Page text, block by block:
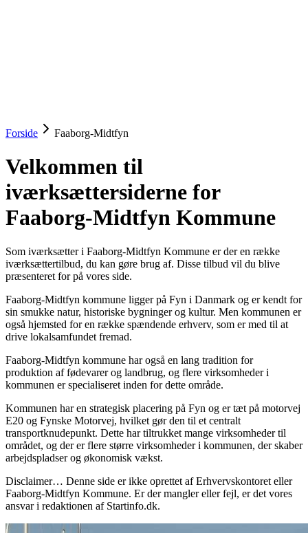
Forside Faaborg-Midtfyn
Velkommen til
iværksættersiderne for
Faaborg-Midtfyn Kommune
Som iværksætter i Faaborg-Midtfyn Kommune er der en række
iværksættertilbud, du kan gøre brug af. Disse tilbud vil du blive
præsenteret for på vores side.
Faaborg-Midtfyn kommune ligger på Fyn i Danmark og er kendt for
sin smukke natur, historiske bygninger og kultur. Men kommunen er
også hjemsted for en række spændende erhverv, som er med til at
drive lokalsamfundet fremad.
Faaborg-Midtfyn kommune har også en lang tradition for
produktion af fødevarer og landbrug, og flere virksomheder i
kommunen er specialiseret inden for dette område.
Kommunen har en strategisk placering på Fyn og er tæt på motorvej
E20 og Fynske Motorvej, hvilket gør den til et centralt
transportknudepunkt. Dette har tiltrukket mange virksomheder til
området, og der er flere større virksomheder i kommunen, der skaber
arbejdspladser og økonomisk vækst.
Disclaimer… Denne side er ikke oprettet af Erhvervskontoret eller
Faaborg-Midtfyn Kommune. Er der mangler eller fejl, er det vores
ansvar i redaktionen af Startinfo.dk.